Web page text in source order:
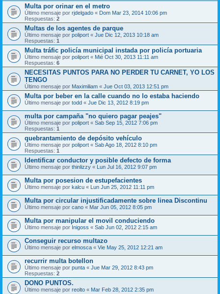
Multa por orinar en el metro
Último mensaje por rjdelgado « Dom Mar 23, 2014 10:06 pm
Respuestas: 2
Multas de los agentes de parque
Último mensaje por poliport « Jue Dic 12, 2013 10:18 am
Respuestas: 1
Multa tráfic policía municipal instada por policía portuaria
Último mensaje por poliport « Mié Oct 30, 2013 11:11 am
Respuestas: 6
NECESITAS PUNTOS PARA NO PERDER TU CARNET, YO LOS
TENGO
Último mensaje por Maximiliam « Jue Oct 03, 2013 12:51 pm
Multa por beber en la calle cuando no lo estaba haciendo
Último mensaje por todd « Jue Dic 13, 2012 8:19 pm
multa por campaña "no quiero pagar peajes"
Último mensaje por poliport « Sab Sep 15, 2012 7:06 pm
Respuestas: 1
quebrantamiento de depósito vehículo
Último mensaje por poliport « Sab Ago 18, 2012 8:10 pm
Respuestas: 1
Identificar conductor y posible defecto de forma
Último mensaje por thinlizzy « Lun Jul 16, 2012 9:07 pm
Multa por posesion de estupefacientes
Último mensaje por kalcu « Lun Jun 25, 2012 11:11 pm
Multa por circular injustificadamente sobre linea Discontinu
Último mensaje por cano « Mar Jun 05, 2012 8:05 pm
Multa por manipular el movil conduciendo
Último mensaje por Inigoss « Sab Jun 02, 2012 2:15 am
Conseguir recurso multazo
Último mensaje por elmosca « Vie May 25, 2012 12:21 am
recurrir multa botellon
Último mensaje por punta « Jue Mar 29, 2012 8:43 pm
Respuestas: 2
DONO PUNTOS.
Último mensaje por reolto « Mar Feb 28, 2012 2:35 pm